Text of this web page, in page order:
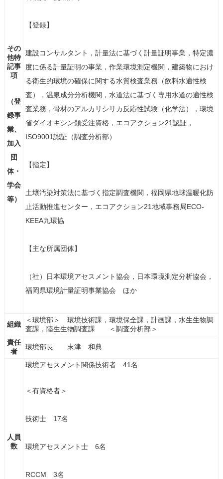
その
他特
記事
項
（登
録事
業、
加入
団
体・
学会
等）
【登録】
建設コンサルタント，計量法に基づく計量証明事業，特定濃
度に係る計量証明の事業，作業環境測定機関，建築物におけ
る衛生的環境の確保に関する水質検査業務（飲料水適性検
査），温泉成分分析機関，水道法に基づく専用水道の適性検
査業務，骨材のアルカリシリカ反応性試験（化学法），環境
省ダイオキシン類受注資格，エコアクション21認証，
ISO9001認証（調査分析部）
【指定】
土壌汚染対策法に基づく指定調査機関，福岡県地球温暖化防
止活動推進センター，エコアクション21地域事務局ECO-
KEEA九環協
【主な所属団体】
（社）日本環境アセスメント協会，日本環境測定分析協会，
福岡県環境計量証明事業協会 ほか
組織
＜環境部＞ 環境技術課，環境保全課，計画課，水生生物調
査課，陸生生物調査課 ＜調査分析部＞
責任
者
環境部長 末津 和典
人員
数
環境アセスメント関係技術者 41名
＜有資格者＞
技術士 17名
環境アセスメント士 6名
RCCM 3名